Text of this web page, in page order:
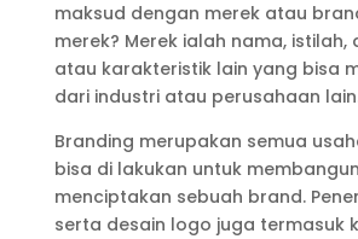
maksud dengan merek atau
merek? Merek ialah nama, istilah,
atau karakteristik lain yang bisa
dari industri atau perusahaan
Branding merupakan semua
bisa di lakukan untuk
menciptakan sebuah brand.
serta desain logo juga termasuk